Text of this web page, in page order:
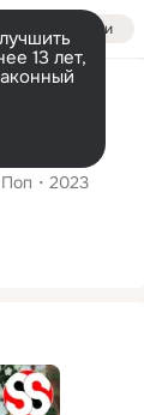
Войти
13 лет,
Поп 2023